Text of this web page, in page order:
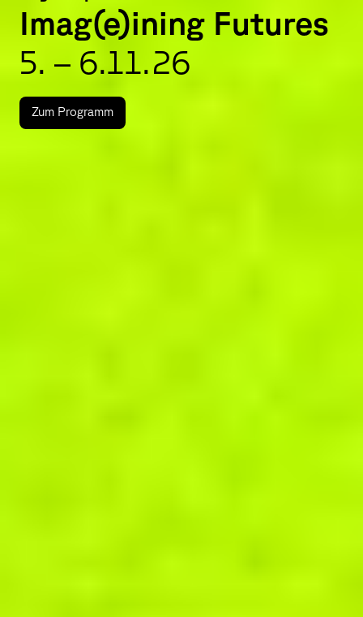
Imag(e)ining Futures
5. – 6.11.26
Zum Programm